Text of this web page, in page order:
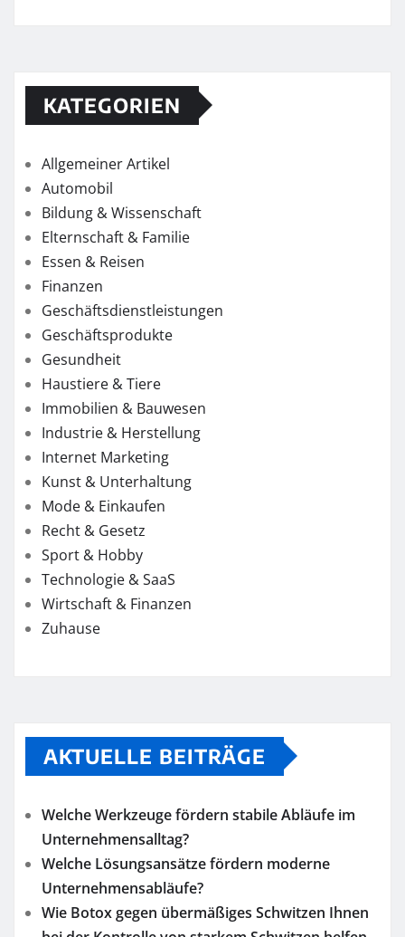
KATEGORIEN
Allgemeiner Artikel
Automobil
Bildung & Wissenschaft
Elternschaft & Familie
Essen & Reisen
Finanzen
Geschäftsdienstleistungen
Geschäftsprodukte
Gesundheit
Haustiere & Tiere
Immobilien & Bauwesen
Industrie & Herstellung
Internet Marketing
Kunst & Unterhaltung
Mode & Einkaufen
Recht & Gesetz
Sport & Hobby
Technologie & SaaS
Wirtschaft & Finanzen
Zuhause
AKTUELLE BEITRÄGE
Welche Werkzeuge fördern stabile Abläufe im
Unternehmensalltag?
Welche Lösungsansätze fördern moderne
Unternehmensabläufe?
Wie Botox gegen übermäßiges Schwitzen Ihnen